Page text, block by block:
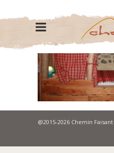
@2015-2026 Chemin Faisant